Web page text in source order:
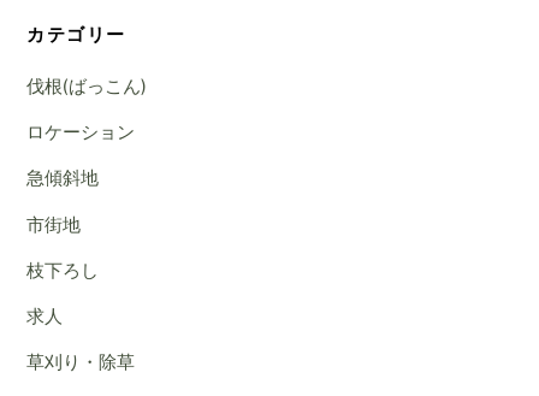
イ
ブ
カテゴリー
伐根(ばっこん)
ロケーション
急傾斜地
市街地
枝下ろし
求人
草刈り・除草